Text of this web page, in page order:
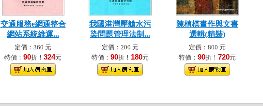
交通服務e網通整合
網站系統維運...
定價：360 元
特價： 90折！ 324元
我國港灣壓艙水污
染問題管理法制...
定價：200 元
特價： 90折！ 180元
陳植棋畫作與文書
選輯(精裝)
定價：800 元
特價： 90折！ 720元